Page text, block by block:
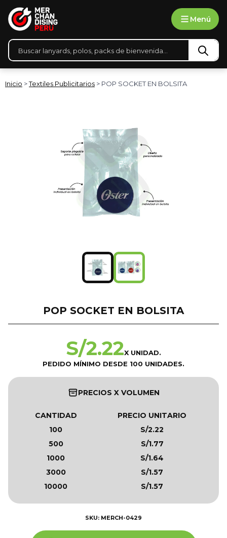
Menú
Búsqueda
Inicio >Textiles Publicitarios > POP SOCKET EN BOLSITA
POP SOCKET EN BOLSITA
S/2.22X UNIDAD.
PEDIDO MÍNIMO DESDE 100 UNIDADES.
PRECIOS X VOLUMEN
CANTIDAD
PRECIO UNITARIO
100
S/2.22
500
S/1.77
1000
S/1.64
3000
S/1.57
10000
S/1.57
SKU: MERCH-0429